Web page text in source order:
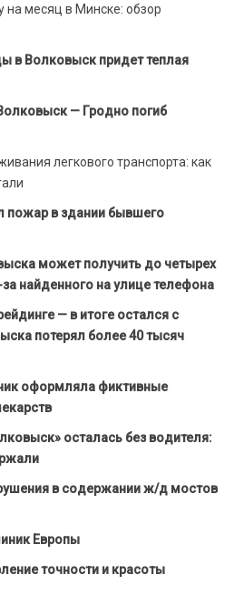
на месяц в Минске: обзор
в Волковыск придет теплая
— Гродно погиб
легкового транспорта: как
пожар в здании бывшего
может получить до четырех
найденного на улице телефона
— в итоге остался с
потерял более 40 тысяч
оформляла фиктивные
осталась без водителя:
в содержании ж/д мостов
Европы
точности и красоты